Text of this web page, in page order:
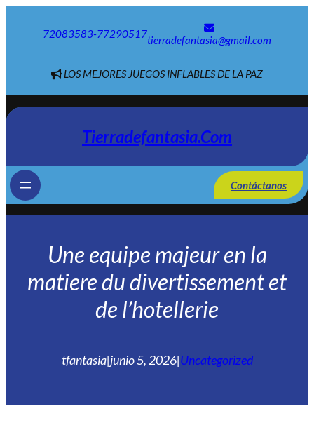
72083583-77290517tierradefantasia@gmail.com
LOS MEJORES JUEGOS INFLABLES DE LA PAZ
Tierradefantasia.com
Contáctanos
Une equipe majeur en la
matiere du divertissement et
de l’hotellerie
tfantasia|junio 5, 2026|Uncategorized